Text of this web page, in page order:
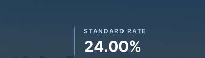
STANDARD RATE
24.00%